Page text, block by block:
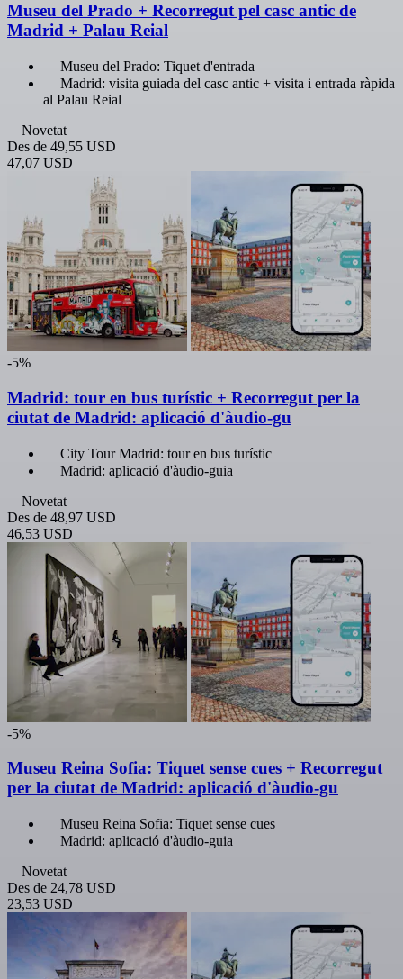
Museu del Prado + Recorregut pel casc antic de
Madrid + Palau Reial
Museu del Prado: Tiquet d'entrada
Madrid: visita guiada del casc antic + visita i entrada ràpida
al Palau Reial
Novetat
Des de 49,55 USD
47,07 USD
-5%
Madrid: tour en bus turístic + Recorregut per la
ciutat de Madrid: aplicació d'àudio-gu
City Tour Madrid: tour en bus turístic
Madrid: aplicació d'àudio-guia
Novetat
Des de 48,97 USD
46,53 USD
-5%
Museu Reina Sofia: Tiquet sense cues + Recorregut
per la ciutat de Madrid: aplicació d'àudio-gu
Museu Reina Sofia: Tiquet sense cues
Madrid: aplicació d'àudio-guia
Novetat
Des de 24,78 USD
23,53 USD